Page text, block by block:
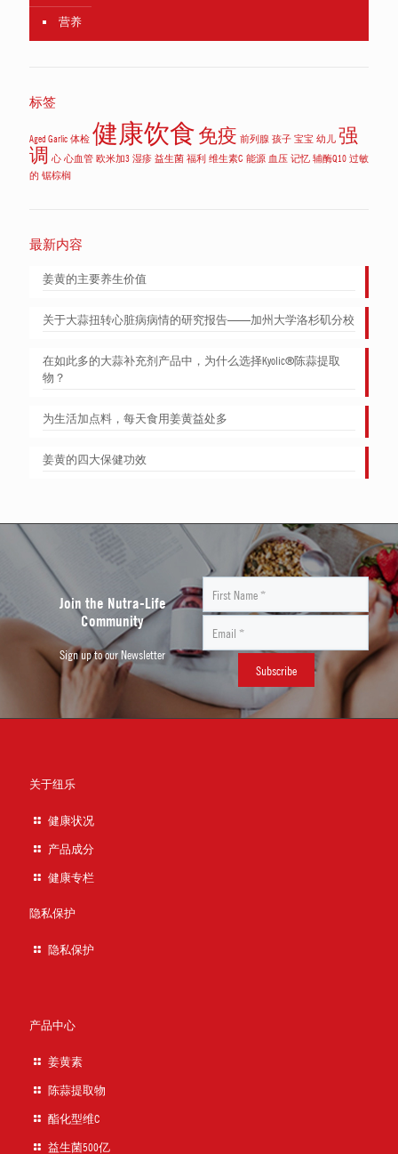
营养
标签
Aged Garlic 体检 健康饮食免疫 前列腺 孩子 宝宝 幼儿 强
调 心 心血管 欧米加3 湿疹 益生菌 福利 维生素C 能源 血压 记忆 辅酶Q10 过敏
的 锯棕榈
最新内容
姜黄的主要养生价值
关于大蒜扭转心脏病病情的研究报告——加州大学洛杉矶分校
在如此多的大蒜补充剂产品中，为什么选择Kyolic®陈蒜提取
物？
为生活加点料，每天食用姜黄益处多
姜黄的四大保健功效
Join the Nutra-Life
Community
Sign up to our Newsletter
关于纽乐
健康状况
产品成分
健康专栏
隐私保护
隐私保护
产品中心
姜黄素
陈蒜提取物
酯化型维C
益生菌500亿